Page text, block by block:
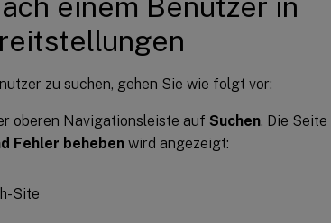
zu suchen, gehen Sie wie folgt vor:
oberen Navigationsleiste auf Suchen. Die Seite
Fehler beheben wird angezeigt: